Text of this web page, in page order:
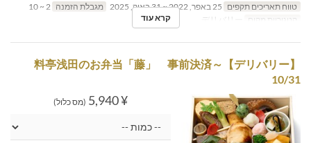
טווח תאריכים תקפים
מגבלת הזמנה 2 ~ 10
קטגוריית מקום
קרא עוד
【デリバリー】料亭浅田のお弁当「藤」 事前決済～
10/31
¥ 5,940 (מס כלול)